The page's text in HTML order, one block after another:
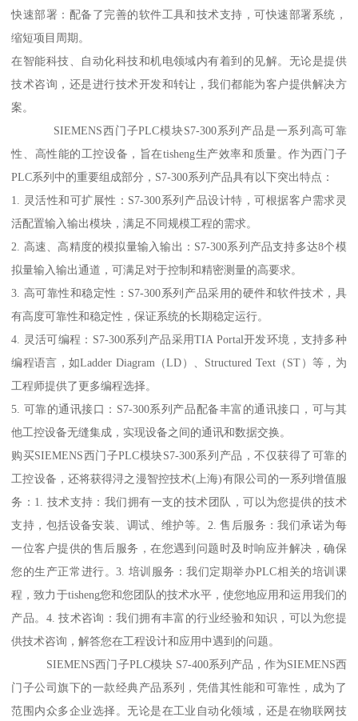
快速部署：配备了完善的软件工具和技术支持，可快速部署系统，
缩短项目周期。
在智能科技、自动化科技和机电领域内有着到的见解。无论是提供
技术咨询，还是进行技术开发和转让，我们都能为客户提供解决方
案。
SIEMENS西门子PLC模块S7-300系列产品是一系列高可靠
性、高性能的工控设备，旨在tisheng生产效率和质量。作为西门子
PLC系列中的重要组成部分，S7-300系列产品具有以下突出特点：
1. 灵活性和可扩展性：S7-300系列产品设计特，可根据客户需求灵
活配置输入输出模块，满足不同规模工程的需求。
2. 高速、高精度的模拟量输入输出：S7-300系列产品支持多达8个模
拟量输入输出通道，可满足对于控制和精密测量的高要求。
3. 高可靠性和稳定性：S7-300系列产品采用的硬件和软件技术，具
有高度可靠性和稳定性，保证系统的长期稳定运行。
4. 灵活可编程：S7-300系列产品采用TIA Portal开发环境，支持多种
编程语言，如Ladder Diagram（LD）、Structured Text（ST）等，为
工程师提供了更多编程选择。
5. 可靠的通讯接口：S7-300系列产品配备丰富的通讯接口，可与其
他工控设备无缝集成，实现设备之间的通讯和数据交换。
购买SIEMENS西门子PLC模块S7-300系列产品，不仅获得了可靠的
工控设备，还将获得浔之漫智控技术(上海)有限公司的一系列增值服
务：1. 技术支持：我们拥有一支的技术团队，可以为您提供的技术
支持，包括设备安装、调试、维护等。2. 售后服务：我们承诺为每
一位客户提供的售后服务，在您遇到问题时及时响应并解决，确保
您的生产正常进行。3. 培训服务：我们定期举办PLC相关的培训课
程，致力于tisheng您和您团队的技术水平，使您地应用和运用我们的
产品。4. 技术咨询：我们拥有丰富的行业经验和知识，可以为您提
供技术咨询，解答您在工程设计和应用中遇到的问题。
SIEMENS西门子PLC模块 S7-400系列产品，作为SIEMENS西
门子公司旗下的一款经典产品系列，凭借其性能和可靠性，成为了
范围内众多企业选择。无论是在工业自动化领域，还是在物联网技